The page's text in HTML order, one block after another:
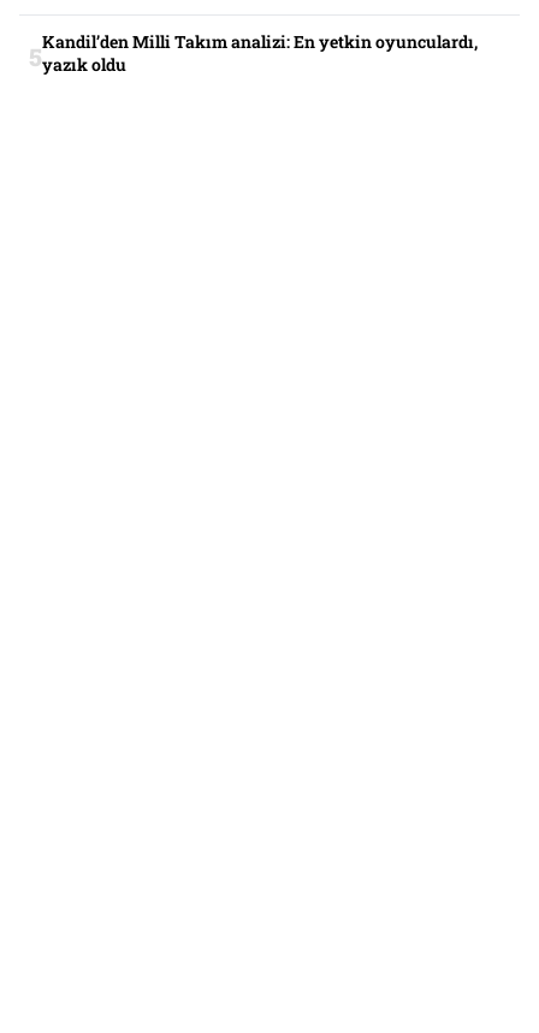
Kandil’den Milli Takım analizi: En yetkin oyunculardı,
yazık oldu